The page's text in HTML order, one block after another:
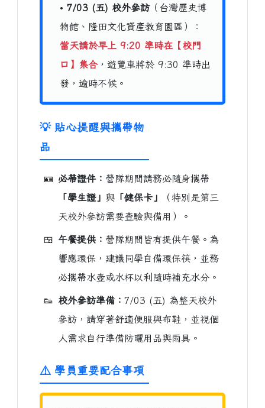
•7/03 (五) 校外參訪（台灣歷史博
物館、隆田文化資產教育園區）：
當天請於早上 9:20 準時在【校門
口】集合，遊覽車將於 9:30 準時出
發，逾時不候。
💡 貼心提醒與攜帶物
品
🪪 必帶證件： 營隊期間請務必隨身攜帶
「學生證」 與「健保卡」
（特別是第三
天校外參訪需要查驗與備用）。
🍱 午餐提供： 營隊期間皆有提供午餐。為
響應環保，建議同學自備環保筷，並務
必攜帶水壺或水杯以利隨時補充水分。
👟 校外參訪準備： 7/03 (五) 為整天校外
參訪，請穿著舒適便服與布鞋，並視個
人需求自行準備防曬用品與雨具。
⚠️ 學員重要配合事項